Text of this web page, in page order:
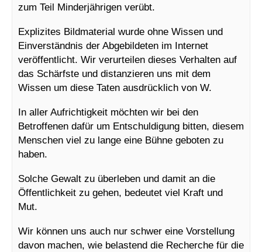
zum Teil Minderjährigen verübt.
Explizites Bildmaterial wurde ohne Wissen und
Einverständnis der Abgebildeten im Internet
veröffentlicht. Wir verurteilen dieses Verhalten auf
das Schärfste und distanzieren uns mit dem
Wissen um diese Taten ausdrücklich von W.
In aller Aufrichtigkeit möchten wir bei den
Betroffenen dafür um Entschuldigung bitten, diesem
Menschen viel zu lange eine Bühne geboten zu
haben.
Solche Gewalt zu überleben und damit an die
Öffentlichkeit zu gehen, bedeutet viel Kraft und
Mut.
Wir können uns auch nur schwer eine Vorstellung
davon machen, wie belastend die Recherche für die